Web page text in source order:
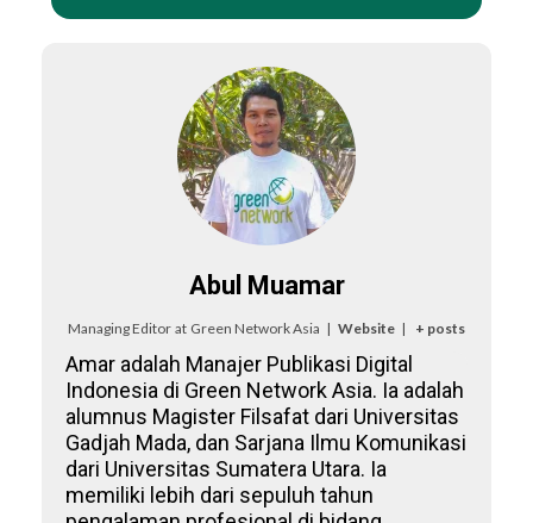
Abul Muamar
Managing Editor at Green Network Asia | Website | + posts
Amar adalah Manajer Publikasi Digital
Indonesia di Green Network Asia. Ia adalah
alumnus Magister Filsafat dari Universitas
Gadjah Mada, dan Sarjana Ilmu Komunikasi
dari Universitas Sumatera Utara. Ia
memiliki lebih dari sepuluh tahun